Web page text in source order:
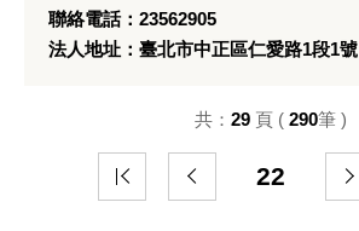
聯絡電話：23562905
法人地址：臺北市中正區仁愛路1段1號
22
共： 29 頁 ( 290筆 )